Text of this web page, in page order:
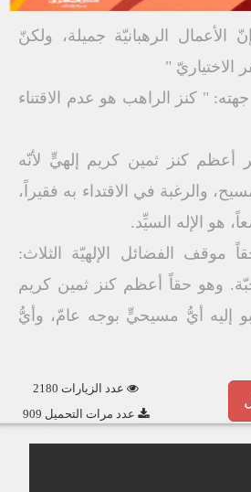
الأعمال الرهبانيّة جميلة، ولكنّ
الاختياريّ "
" كنز الراهب هو عدم الاقتناء
أعظم كنز ثمين كريم إلهيٍّ لأنّه
والرغبة في الاقتداء به فقيراً،
هو الإله السيِّد.
موقف الفضائل الإلهيّة الثلاث:
وهو حقاً أعظم كنز ثمين كريم
إليه أيُّ مسيحيٍّ بوجه عامّ، وأيُّ
عدد الزيارات 2180
عدد مرات التحميل 909